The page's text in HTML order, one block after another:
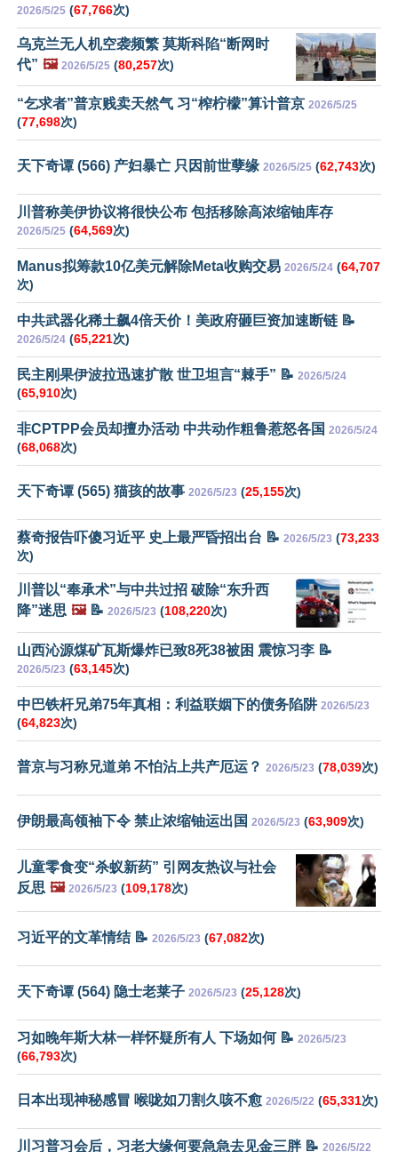
2026/5/25 (67,766次)
乌克兰无人机空袭频繁 莫斯科陷“断网时
代” 🖼️ 2026/5/25 (80,257次)
“乞求者”普京贱卖天然气 习“榨柠檬”算计普京 2026/5/25
(77,698次)
天下奇谭 (566) 产妇暴亡 只因前世孽缘 2026/5/25 (62,743次)
川普称美伊协议将很快公布 包括移除高浓缩铀库存
2026/5/25 (64,569次)
Manus拟筹款10亿美元解除Meta收购交易 2026/5/24 (64,707
次)
中共武器化稀土飙4倍天价！美政府砸巨资加速断链 📝
2026/5/24 (65,221次)
民主刚果伊波拉迅速扩散 世卫坦言“棘手” 📝 2026/5/24
(65,910次)
非CPTPP会员却擅办活动 中共动作粗鲁惹怒各国 2026/5/24
(68,068次)
天下奇谭 (565) 猫孩的故事 2026/5/23 (25,155次)
蔡奇报告吓傻习近平 史上最严昏招出台 📝 2026/5/23 (73,233
次)
川普以“奉承术”与中共过招 破除“东升西
降”迷思 🖼️📝 2026/5/23 (108,220次)
山西沁源煤矿瓦斯爆炸已致8死38被困 震惊习李 📝
2026/5/23 (63,145次)
中巴铁杆兄弟75年真相：利益联姻下的债务陷阱 2026/5/23
(64,823次)
普京与习称兄道弟 不怕沾上共产厄运？ 2026/5/23 (78,039次)
伊朗最高领袖下令 禁止浓缩铀运出国 2026/5/23 (63,909次)
儿童零食变“杀蚁新药” 引网友热议与社会
反思 🖼️ 2026/5/23 (109,178次)
习近平的文革情结 📝 2026/5/23 (67,082次)
天下奇谭 (564) 隐士老莱子 2026/5/23 (25,128次)
习如晚年斯大林一样怀疑所有人 下场如何 📝 2026/5/23
(66,793次)
日本出现神秘感冒 喉咙如刀割久咳不愈 2026/5/22 (65,331次)
川习普习会后，习老大缘何要急急去见金三胖 📝 2026/5/22